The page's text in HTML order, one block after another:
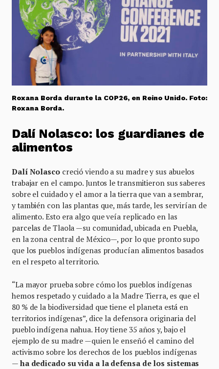
Roxana Borda durante la COP26, en Reino Unido. Foto:
Roxana Borda.
Dalí Nolasco: los guardianes de
alimentos
Dalí Nolascocreció viendo a su madre y sus abuelos
trabajar en el campo. Juntos le transmitieron sus saberes
sobre el cuidado y el amor a la tierra que van a sembrar,
y también con las plantas que, más tarde, les servirían de
alimento. Esto era algo que veía replicado en las
parcelas de Tlaola —su comunidad, ubicada en Puebla,
en la zona central de México—, por lo que pronto supo
que los pueblos indígenas producían alimentos basados
en el respeto al territorio.
“La mayor prueba sobre cómo los pueblos indígenas
hemos respetado y cuidado a la Madre Tierra, es que el
80 % de la biodiversidad que tiene el planeta está en
territorios indígenas”, dice la defensora originaria del
pueblo indígena nahua. Hoy tiene 35 años y, bajo el
ejemplo de su madre —quien le enseñó el camino del
activismo sobre los derechos de los pueblos indígenas
— ha dedicado su vida a la defensa de los sistemas